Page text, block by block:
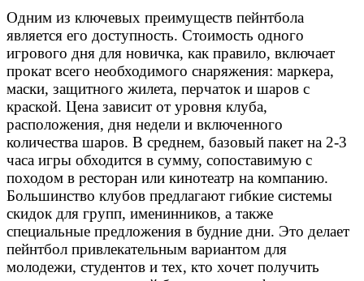
Одним из ключевых преимуществ пейнтбола
является его доступность. Стоимость одного
игрового дня для новичка, как правило, включает
прокат всего необходимого снаряжения: маркера,
маски, защитного жилета, перчаток и шаров с
краской. Цена зависит от уровня клуба,
расположения, дня недели и включенного
количества шаров. В среднем, базовый пакет на 2-3
часа игры обходится в сумму, сопоставимую с
походом в ресторан или кинотеатр на компанию.
Большинство клубов предлагают гибкие системы
скидок для групп, именинников, а также
специальные предложения в будние дни. Это делает
пейнтбол привлекательным вариантом для
молодежи, студентов и тех, кто хочет получить